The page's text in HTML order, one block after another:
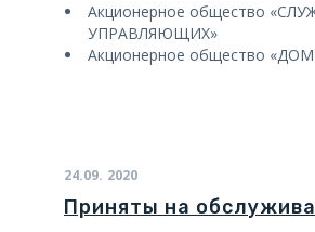
Акционерное общество
УПРАВЛЯЮЩИХ»
Акционерное общество
24.09. 2020
Приняты на